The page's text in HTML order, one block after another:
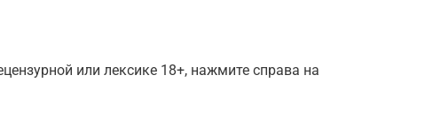
или лексике 18+, нажмите справа на